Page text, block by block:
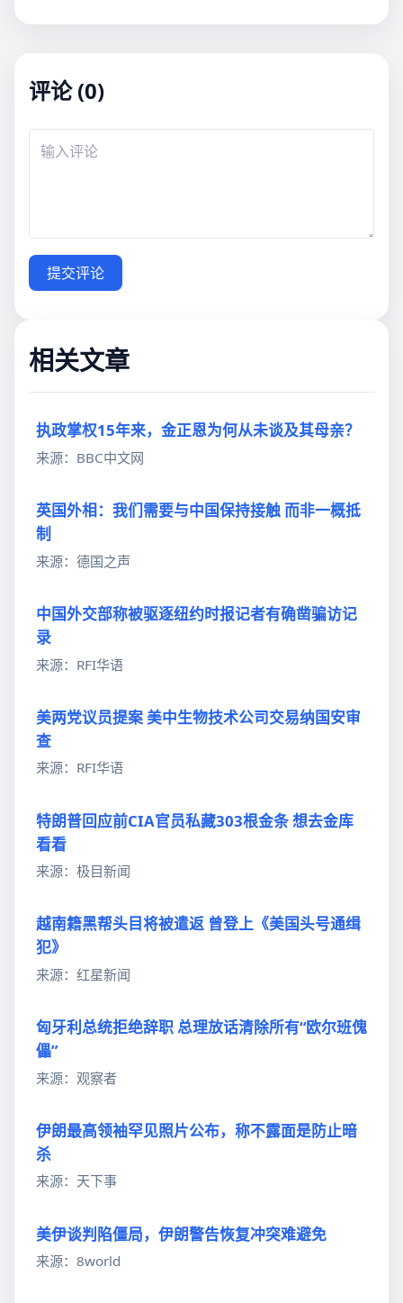
评论 (0)
提交评论
相关文章
执政掌权15年来，金正恩为何从未谈及其母亲？
来源：BBC中文网
英国外相：我们需要与中国保持接触 而非一概抵
制
来源：德国之声
中国外交部称被驱逐纽约时报记者有确凿骗访记
录
来源：RFI华语
美两党议员提案 美中生物技术公司交易纳国安审
查
来源：RFI华语
特朗普回应前CIA官员私藏303根金条 想去金库
看看
来源：极目新闻
越南籍黑帮头目将被遣返 曾登上《美国头号通缉
犯》
来源：红星新闻
匈牙利总统拒绝辞职 总理放话清除所有“欧尔班傀
儡”
来源：观察者
伊朗最高领袖罕见照片公布，称不露面是防止暗
杀
来源：天下事
美伊谈判陷僵局，伊朗警告恢复冲突难避免
来源：8world